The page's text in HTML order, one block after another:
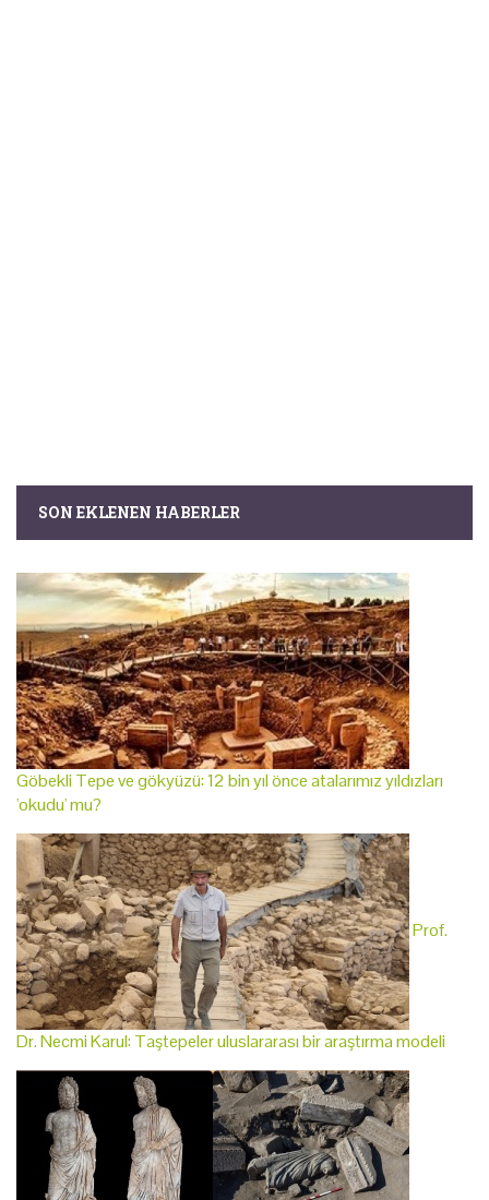
SON EKLENEN HABERLER
Göbekli Tepe ve gökyüzü: 12 bin yıl önce atalarımız yıldızları
'okudu' mu?
Prof.
Dr. Necmi Karul: Taştepeler uluslararası bir araştırma modeli